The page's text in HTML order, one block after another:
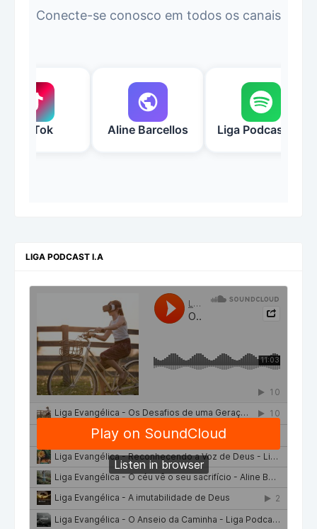
Conecte-se conosco em todos os canais
TikTok Aline Barcellos Liga Podcast I.A
LIGA PODCAST I.A